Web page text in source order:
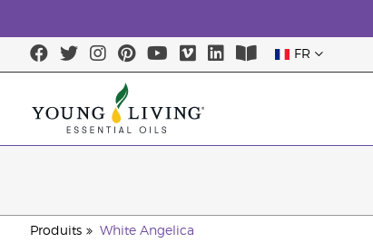
FR
Produits White Angelica